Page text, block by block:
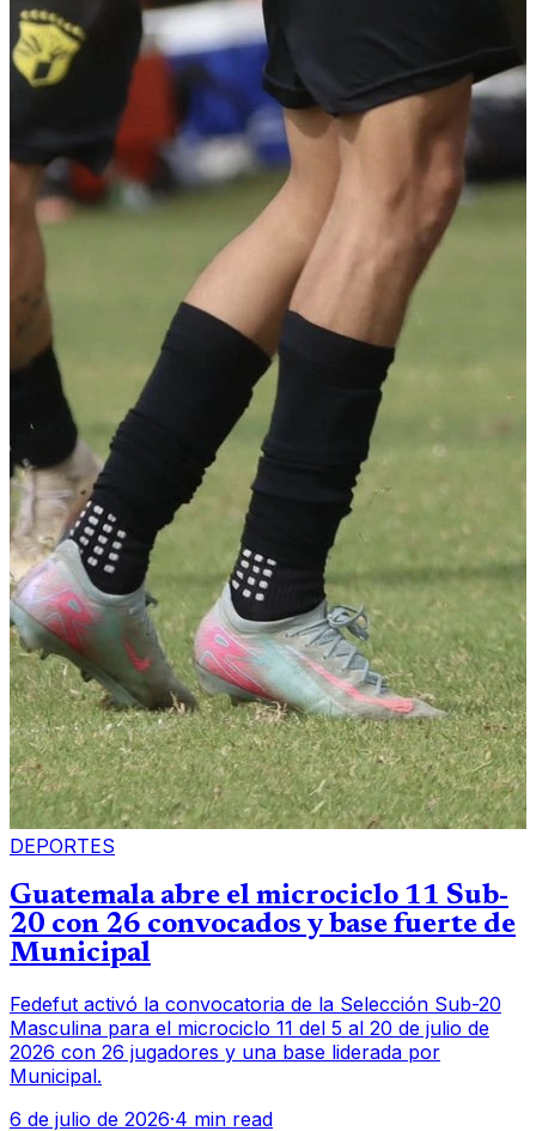
DEPORTES
Guatemala abre el microciclo 11 Sub-
20 con 26 convocados y base fuerte de
Municipal
Fedefut activó la convocatoria de la Selección Sub-20
Masculina para el microciclo 11 del 5 al 20 de julio de
2026 con 26 jugadores y una base liderada por
Municipal.
6 de julio de 2026·4 min read